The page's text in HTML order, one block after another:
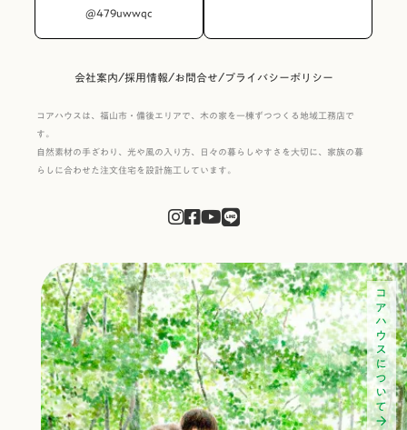
@479uwwqc
会社案内/採用情報/お問合せ/プライバシーポリシー
コアハウスは、福山市・備後エリアで、木の家を一棟ずつつくる地域工務店で
す。
自然素材の手ざわり、光や風の入り方、日々の暮らしやすさを大切に、家族の暮
らしに合わせた注文住宅を設計施工しています。
コアハウスについて
arrow_forward